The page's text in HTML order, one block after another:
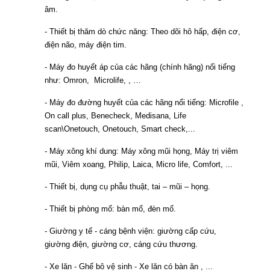
âm.
- Thiết bị thăm dò chức năng: Theo dõi hô hấp, điện cơ,
điện não, máy điện tim.
- Máy đo huyết áp của các hãng (chính hãng) nổi tiếng
như: Omron, Microlife, , …
- Máy đo đường huyết của các hãng nổi tiếng: Microfile ,
On call plus, Benecheck, Medisana, Life
scan\Onetouch, Onetouch, Smart check,...
- Máy xông khí dung: Máy xông mũi họng, Máy trị viêm
mũi, Viêm xoang, Philip, Laica, Micro life, Comfort, ...
- Thiết bị, dụng cụ phẫu thuật, tai – mũi – họng.
- Thiết bị phòng mổ: bàn mổ, đèn mổ.
- Giường y tế - cáng bệnh viện: giường cấp cứu,
giường điện, giường cơ, cáng cứu thương.
- Xe lăn - Ghế bô vệ sinh - Xe lăn có bàn ăn , ...